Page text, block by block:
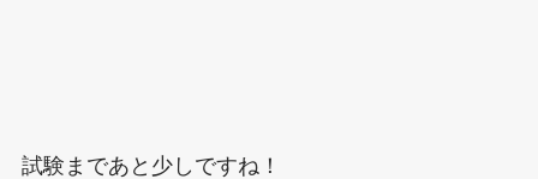
試験まであと少しですね！